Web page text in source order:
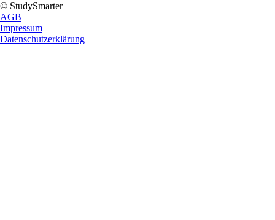
© StudySmarter
AGB
Impressum
Datenschutzerklärung